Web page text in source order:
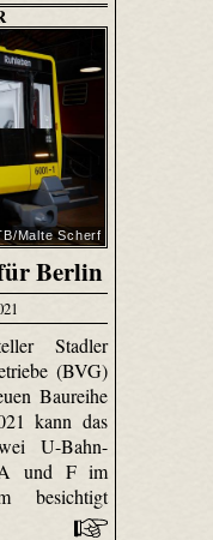
Malte Scherf
Berlin
Stadler
(BVG)
Baureihe
kann das
U-Bahn-
A und F im
besichtigt